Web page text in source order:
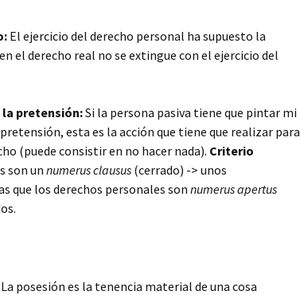
El ejercicio del derecho personal ha supuesto la
el derecho real no se extingue con el ejercicio del
la pretensión:Si la persona pasiva tiene que pintar mi
esta es la acción que tiene que realizar para
(puede consistir en no hacer nada). Criterio
son unnumerus clausus (cerrado) -> unos
que los derechos personales sonnumerus apertus
posesión es la tenencia material de una cosa